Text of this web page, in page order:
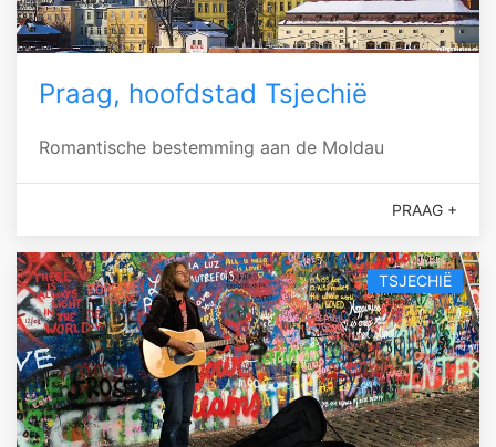
Praag, hoofdstad Tsjechië
Romantische bestemming aan de Moldau
PRAAG +
TSJECHIË